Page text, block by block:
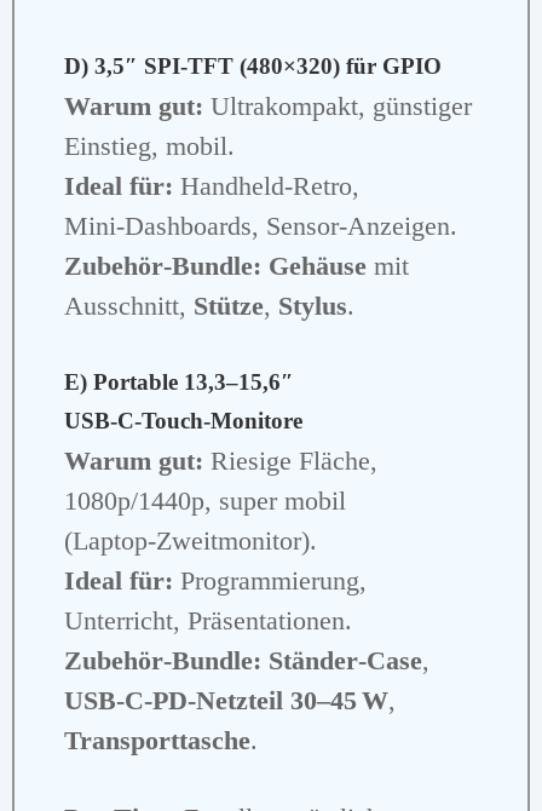
D) 3,5″ SPI‑TFT (480×320) für GPIO
Warum gut: Ultrakompakt, günstiger
Einstieg, mobil.
Ideal für: Handheld‑Retro,
Mini‑Dashboards, Sensor‑Anzeigen.
Zubehör‑Bundle: Gehäuse mit
Ausschnitt, Stütze, Stylus.
E) Portable 13,3–15,6″
USB‑C‑Touch‑Monitore
Warum gut: Riesige Fläche,
1080p/1440p, super mobil
(Laptop‑Zweitmonitor).
Ideal für: Programmierung,
Unterricht, Präsentationen.
Zubehör‑Bundle: Ständer‑Case,
USB‑C‑PD‑Netzteil 30–45 W,
Transporttasche.